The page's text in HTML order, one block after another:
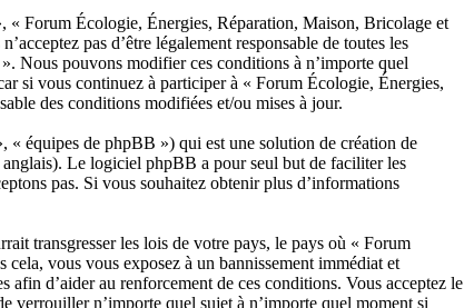
Forum Écologie, Énergies, Réparation, Maison, Bricolage et
pas d’être légalement responsable de toutes les
Nous pouvons modifier ces conditions à n’importe quel
si vous continuez à participer à « Forum Écologie, Énergies,
des conditions modifiées et/ou mises à jour.
équipes de phpBB ») qui est une solution de création de
anglais). Le logiciel phpBB a pour seul but de faciliter les
pas. Si vous souhaitez obtenir plus d’informations
transgresser les lois de votre pays, le pays où « Forum
vous vous exposez à un bannissement immédiat et
afin d’aider au renforcement de ces conditions. Vous acceptez le
verrouiller n’importe quel sujet à n’importe quel moment si